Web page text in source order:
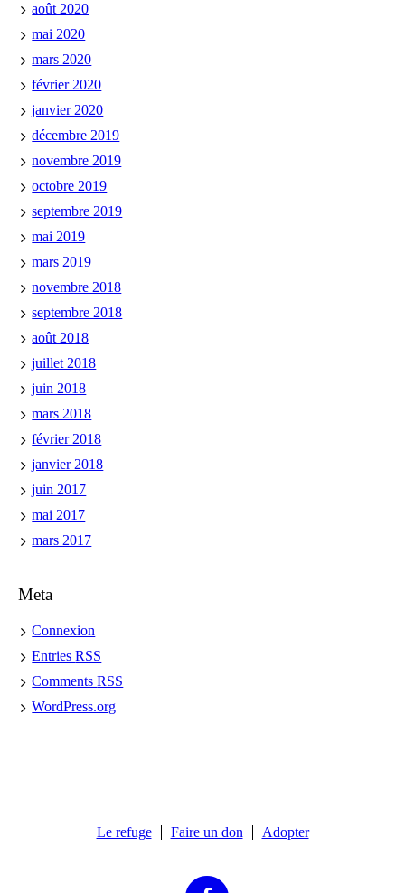
août 2020
mai 2020
mars 2020
février 2020
janvier 2020
décembre 2019
novembre 2019
octobre 2019
septembre 2019
mai 2019
mars 2019
novembre 2018
septembre 2018
août 2018
juillet 2018
juin 2018
mars 2018
février 2018
janvier 2018
juin 2017
mai 2017
mars 2017
Meta
Connexion
EntriesRSS
CommentsRSS
WordPress.org
Le refuge Faire un don Adopter